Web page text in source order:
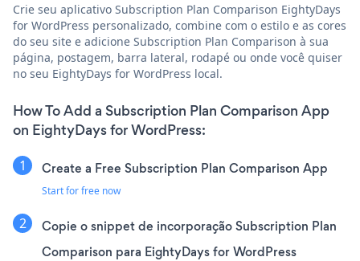
Crie seu aplicativo Subscription Plan Comparison EightyDays
for WordPress personalizado, combine com o estilo e as cores
do seu site e adicione Subscription Plan Comparison à sua
página, postagem, barra lateral, rodapé ou onde você quiser
no seu EightyDays for WordPress local.
How To Add a Subscription Plan Comparison App
on EightyDays for WordPress:
Create a Free Subscription Plan Comparison App
Start for free now
Copie o snippet de incorporação Subscription Plan
Comparison para EightyDays for WordPress